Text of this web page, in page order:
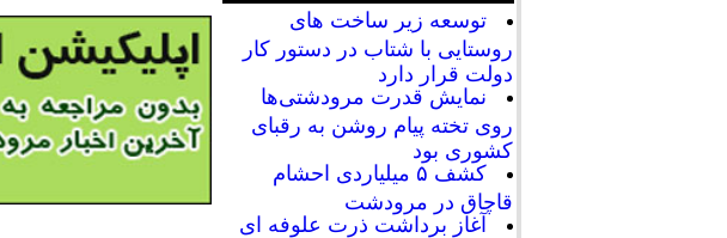
توسعه زیر ساخت های
روستایی با شتاب در دستور کار
دولت قرار دارد
نمایش قدرت مرودشتی‌ها
روی تخته پیام روشن به رقبای
کشوری بود
کشف ۵ میلیاردی احشام
قاچاق در مرودشت
آغاز برداشت ذرت علوفه ای